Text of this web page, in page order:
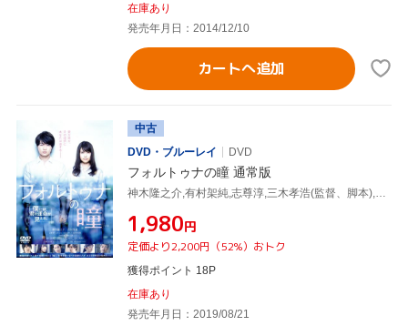
在庫あり
発売年月日：2014/12/10
カートへ追加
中古
DVD・ブルーレイ
DVD
フォルトゥナの瞳 通常版
¥1,980円
定価より2,200円（52%）おトク
獲得ポイント 18P
在庫あり
発売年月日：2019/08/21